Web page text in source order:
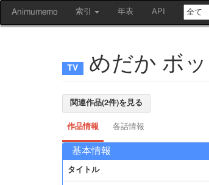
Animumemo 索引 年表 API
めだか ボッ
関連作品(2件)を見る
作品情報 各話情報
基本情報
タイトル